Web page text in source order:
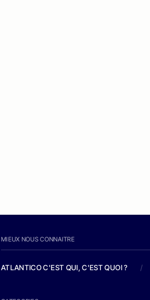
MIEUX NOUS CONNAITRE
ATLANTICO C'EST QUI, C'EST QUOI ? /